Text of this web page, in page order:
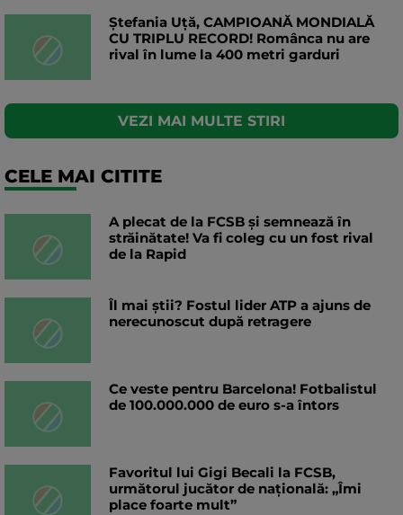
Ștefania Uță, CAMPIOANĂ MONDIALĂ
CU TRIPLU RECORD! Românca nu are
rival în lume la 400 metri garduri
VEZI MAI MULTE STIRI
CELE MAI CITITE
A plecat de la FCSB și semnează în
străinătate! Va fi coleg cu un fost rival
de la Rapid
Îl mai știi? Fostul lider ATP a ajuns de
nerecunoscut după retragere
Ce veste pentru Barcelona! Fotbalistul
de 100.000.000 de euro s-a întors
Favoritul lui Gigi Becali la FCSB,
următorul jucător de națională: „Îmi
place foarte mult”